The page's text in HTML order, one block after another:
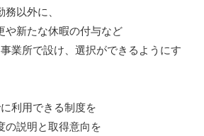
以外に、
新たな休暇の付与など
業所で設け、選択ができるようにす
利用できる制度を
説明と取得意向を